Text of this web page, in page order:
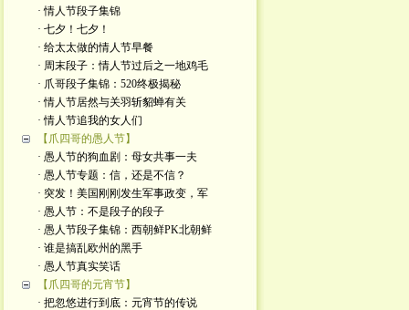
· 情人节段子集锦
· 七夕！七夕！
· 给太太做的情人节早餐
· 周末段子：情人节过后之一地鸡毛
· 爪哥段子集锦：520终极揭秘
· 情人节居然与关羽斩貂蝉有关
· 情人节追我的女人们
【爪四哥的愚人节】
· 愚人节的狗血剧：母女共事一夫
· 愚人节专题：信，还是不信？
· 突发！美国刚刚发生军事政变，军
· 愚人节：不是段子的段子
· 愚人节段子集锦：西朝鲜PK北朝鲜
· 谁是搞乱欧州的黑手
· 愚人节真实笑话
【爪四哥的元宵节】
· 把忽悠进行到底：元宵节的传说